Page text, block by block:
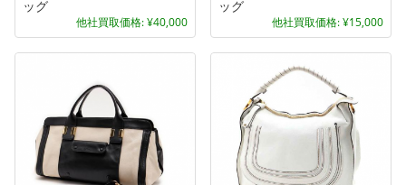
ッグ
他社買取価格: ¥40,000
ッグ
他社買取価格: ¥15,000